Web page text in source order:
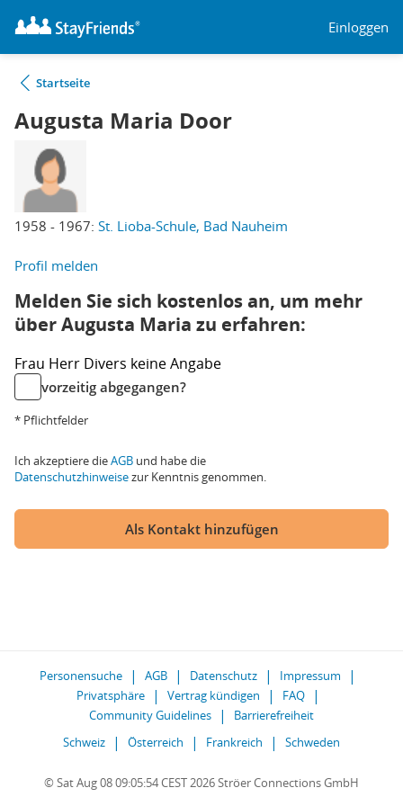
Einloggen
Startseite
Augusta Maria Door
1958 - 1967: St. Lioba-Schule, Bad Nauheim
Profil melden
Melden Sie sich kostenlos an, um mehr
über Augusta Maria zu erfahren:
Frau Herr Divers keine Angabe
vorzeitig abgegangen?
* Pflichtfelder
Ich akzeptiere dieAGB und habe die
Datenschutzhinweisezur Kenntnis genommen.
Als Kontakt hinzufügen
Personensuche AGB Datenschutz
Impressum
Privatsphäre
Vertrag kündigen
FAQ
Community Guidelines
Barrierefreiheit
Schweiz
Österreich Frankreich Schweden
© Sat Aug 08 09:05:54 CEST 2026 Ströer Connections GmbH